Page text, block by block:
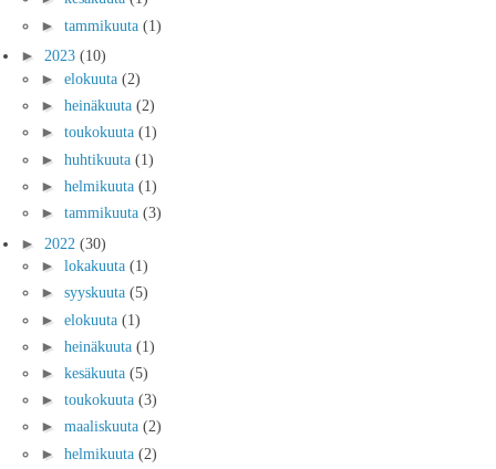
► tammikuuta (1)
► 2023 (10)
► elokuuta (2)
► heinäkuuta (2)
► toukokuuta (1)
► huhtikuuta (1)
► helmikuuta (1)
► tammikuuta (3)
► 2022 (30)
► lokakuuta (1)
► syyskuuta (5)
► elokuuta (1)
► heinäkuuta (1)
► kesäkuuta (5)
► toukokuuta (3)
► maaliskuuta (2)
► helmikuuta (2)